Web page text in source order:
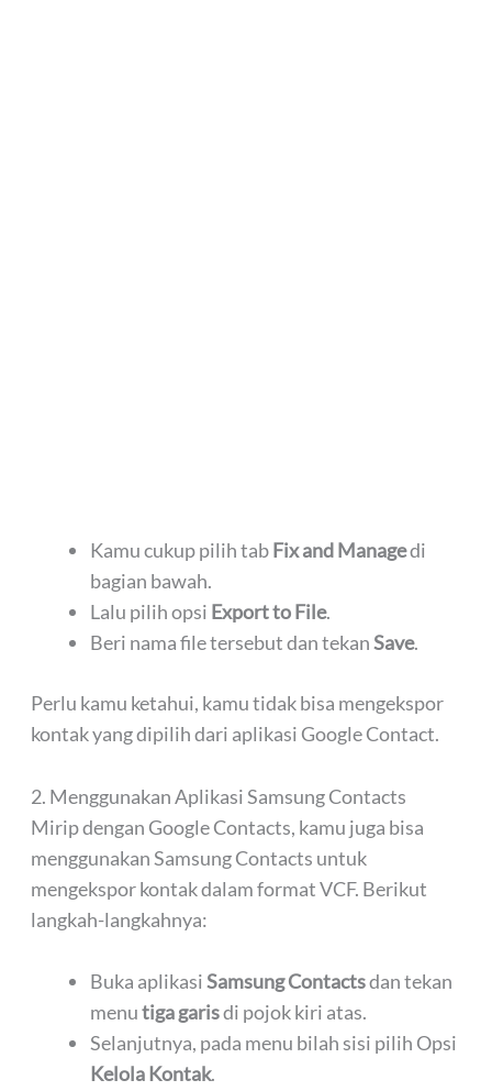
Kamu cukup pilih tabFix and Managedi
bagian bawah.
Lalu pilih opsi Export to File.
Beri nama file tersebut dan tekanSave.
Perlu kamu ketahui, kamu tidak bisa mengekspor
kontak yang dipilih dari aplikasi Google Contact.
2. Menggunakan Aplikasi Samsung Contacts
Mirip dengan Google Contacts, kamu juga bisa
menggunakan Samsung Contacts untuk
mengekspor kontak dalam format VCF. Berikut
langkah-langkahnya:
Buka aplikasiSamsung Contactsdan tekan
menutiga garisdi pojok kiri atas.
Selanjutnya, pada menu bilah sisi pilih Opsi
Kelola Kontak.